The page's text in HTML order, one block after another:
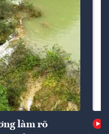
làm rõ